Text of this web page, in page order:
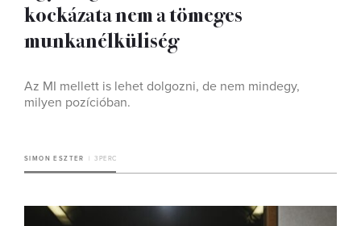
kockázata nem a tömeges
munkanélküliség
Az MI mellett is lehet dolgozni, de nem mindegy,
milyen pozícióban.
SIMON ESZTER 3 PERC